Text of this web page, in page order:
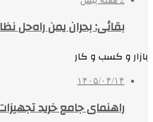
بقائی: بحران یمن راه‌حل
بازار و کسب و کار
۱۴۰۵/۰۴/۱۴
راهنمای جامع خرید